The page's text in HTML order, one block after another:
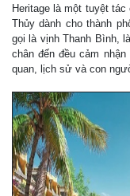
Heritage là một tuyệt
Thủy dành cho thành
gọi là vịnh Thanh Bình,
chân đến đều cảm
quan, lịch sử và con